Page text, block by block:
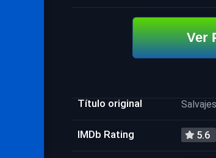
Ver
Título original Salvajes
IMDb Rating 5.6